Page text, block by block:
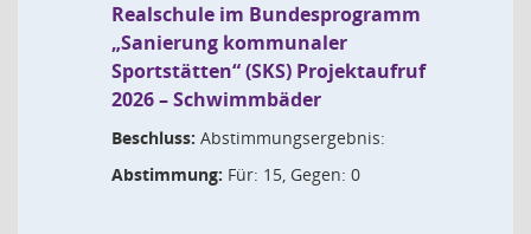
Realschule im Bundesprogramm
„Sanierung kommunaler
Sportstätten“ (SKS) Projektaufruf
2026 – Schwimmbäder
Beschluss: Abstimmungsergebnis:
Abstimmung: Für: 15, Gegen: 0